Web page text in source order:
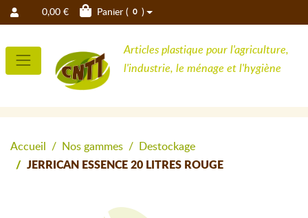
0,00 € Panier ( 0 )
Articles plastique pour l'agriculture,
l'industrie, le ménage et l'hygiène
Accueil Nos gammes
Destockage
JERRICAN ESSENCE 20 LITRES ROUGE